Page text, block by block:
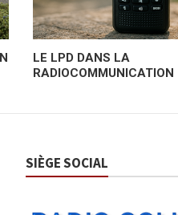
LE LPD DANS LA
RADIOCOMMUNICATION
SIÈGE SOCIAL